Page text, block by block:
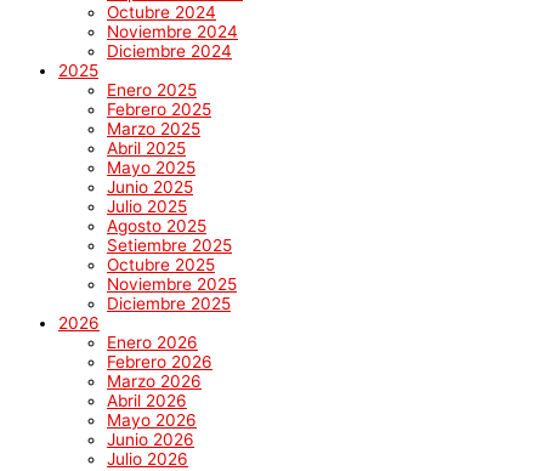
Octubre 2024
Noviembre 2024
Diciembre 2024
2025
Enero 2025
Febrero 2025
Marzo 2025
Abril 2025
Mayo 2025
Junio 2025
Julio 2025
Agosto 2025
Setiembre 2025
Octubre 2025
Noviembre 2025
Diciembre 2025
2026
Enero 2026
Febrero 2026
Marzo 2026
Abril 2026
Mayo 2026
Junio 2026
Julio 2026